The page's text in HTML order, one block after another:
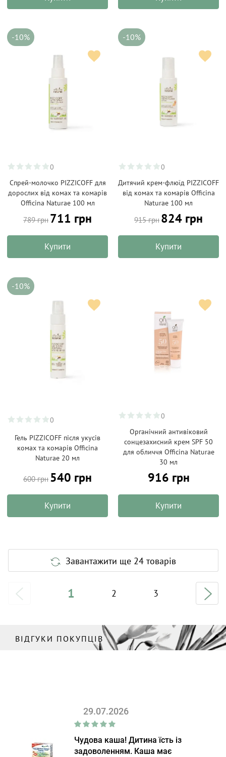
-10%
0
Спрей-молочко PIZZICOFF для
дорослих від комах та комарів
Officina Naturae 100 мл
789 грн 711 грн
Купити
-10%
0
Дитячий крем-флюїд PIZZICOFF
від комах та комарів Officina
Naturae 100 мл
915 грн 824 грн
Купити
-10%
0
Гель PIZZICOFF після укусів
комах та комарів Officina
Naturae 20 мл
600 грн 540 грн
Купити
0
Органічний антивіковий
сонцезахисний крем SPF 50
для обличчя Officina Naturae
30 мл
916 грн
Купити
Завантажити ще 24 товарів
1 2 3
ВІДГУКИ ПОКУПЦІВ
29.07.2026
Чудова каша! Дитина їсть із
задоволенням. Каша має